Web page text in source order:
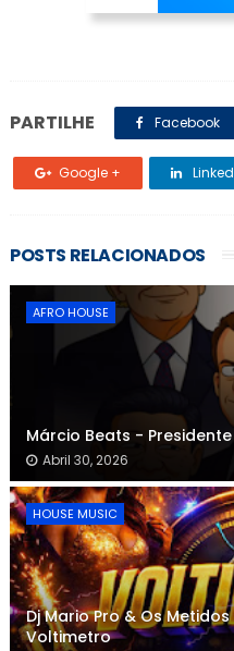
PARTILHE Facebook
Google +
POSTS RELACIONADOS
AFRO HOUSE
Márcio Beats - Presidente
Abril 30, 2026
HOUSE MUSIC
Dj Mario Pro & Os
Voltimetro